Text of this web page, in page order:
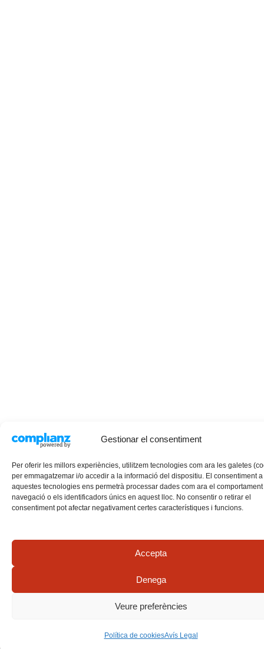
Gestionar el consentiment
Per oferir les millors experiències, utilitzem tecnologies com ara les galetes
per emmagatzemar i/o accedir a la informació del dispositiu. El consentiment a
aquestes tecnologies ens permetrà processar dades com ara el
navegació o els identificadors únics en aquest lloc. No consentir o retirar el
consentiment pot afectar negativament certes característiques i funcions.
Accepta
Denega
Veure preferències
Política de cookiesAvís Legal